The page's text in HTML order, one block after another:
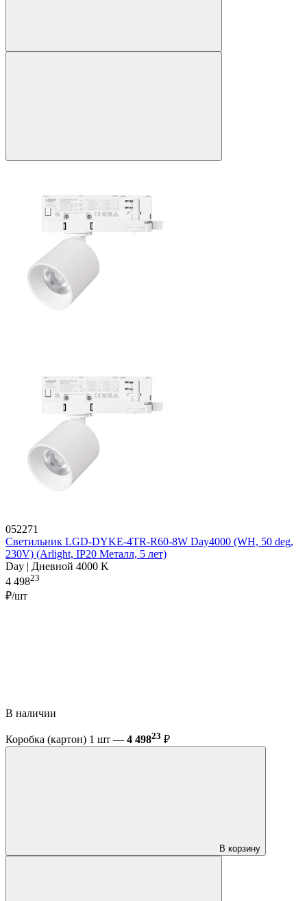
052271
Светильник LGD-DYKE-4TR-R60-8W Day4000 (WH, 50 deg,
230V) (Arlight, IP20 Металл, 5 лет)
Day | Дневной 4000 K
4 49823
₽/шт
В наличии
Коробка (картон) 1 шт — 4 49823 ₽
В корзину